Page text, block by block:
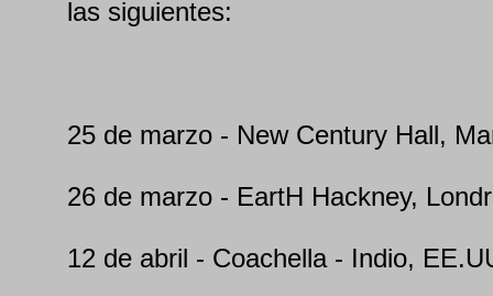
las siguientes:
25 de marzo - New Century Hall,
26 de marzo - EartH Hackney,
12 de abril - Coachella - Indio,